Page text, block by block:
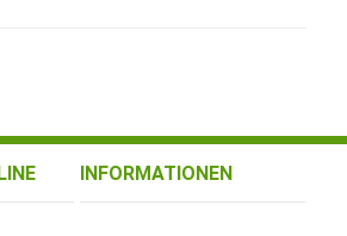
INFORMATIONEN